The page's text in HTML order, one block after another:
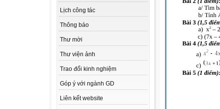
Lịch công tác
Thông báo
Thư mời
Thư viện ảnh
Trao đổi kinh nghiệm
Góp ý với ngành GD
Liên kết website